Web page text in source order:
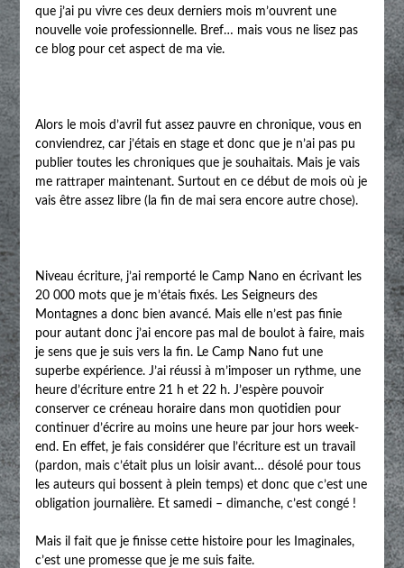
que j’ai pu vivre ces deux derniers mois m’ouvrent une
nouvelle voie professionnelle. Bref… mais vous ne lisez pas
ce blog pour cet aspect de ma vie.
Alors le mois d’avril fut assez pauvre en chronique, vous en
conviendrez, car j’étais en stage et donc que je n’ai pas pu
publier toutes les chroniques que je souhaitais. Mais je vais
me rattraper maintenant. Surtout en ce début de mois où je
vais être assez libre (la fin de mai sera encore autre chose).
Niveau écriture, j’ai remporté le Camp Nano en écrivant les
20 000 mots que je m’étais fixés. Les Seigneurs des
Montagnes a donc bien avancé. Mais elle n’est pas finie
pour autant donc j’ai encore pas mal de boulot à faire, mais
je sens que je suis vers la fin. Le Camp Nano fut une
superbe expérience. J’ai réussi à m’imposer un rythme, une
heure d’écriture entre 21 h et 22 h. J’espère pouvoir
conserver ce créneau horaire dans mon quotidien pour
continuer d’écrire au moins une heure par jour hors week-
end. En effet, je fais considérer que l’écriture est un travail
(pardon, mais c’était plus un loisir avant… désolé pour tous
les auteurs qui bossent à plein temps) et donc que c’est une
obligation journalière. Et samedi – dimanche, c’est congé !
Mais il fait que je finisse cette histoire pour les Imaginales,
c’est une promesse que je me suis faite.